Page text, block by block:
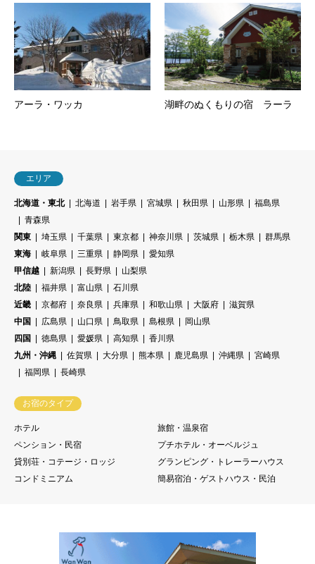
アーラ・ワッカ 湖畔のぬくもりの宿 ラーラ
エリア
北海道・東北 北海道 岩手県 宮城県 秋田県 山形県
福島県
青森県
関東
埼玉県 千葉県 東京都 神奈川県 茨城県 栃木県
群馬県
東海
岐阜県 三重県 静岡県
愛知県
甲信越
新潟県 長野県
山梨県
北陸
福井県 富山県
石川県
近畿
京都府 奈良県 兵庫県 和歌山県 大阪府
滋賀県
中国
広島県 山口県 鳥取県 島根県
岡山県
四国
徳島県 愛媛県 高知県
香川県
九州・沖縄
佐賀県 大分県 熊本県 鹿児島県 沖縄県
宮崎県
福岡県
長崎県
お宿のタイプ
ホテル
旅館・温泉宿
ペンション・民宿
プチホテル・オーベルジュ
貸別荘・コテージ・ロッジ
グランピング・トレーラーハウス
コンドミニアム
簡易宿泊・ゲストハウス・民泊